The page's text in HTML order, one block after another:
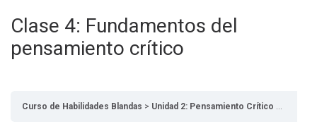
Clase 4: Fundamentos del
pensamiento crítico
Curso de Habilidades Blandas Unidad 2: Pensamiento Crítico